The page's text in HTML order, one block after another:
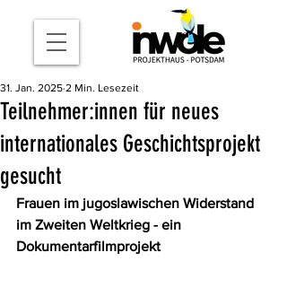
Teilnehmer:innen für neues
internationales Geschichtsprojekt
gesucht
31. Jan. 2025 2 Min. Lesezeit
Frauen im jugoslawischen Widerstand
im Zweiten Weltkrieg - ein
Dokumentarfilmprojekt